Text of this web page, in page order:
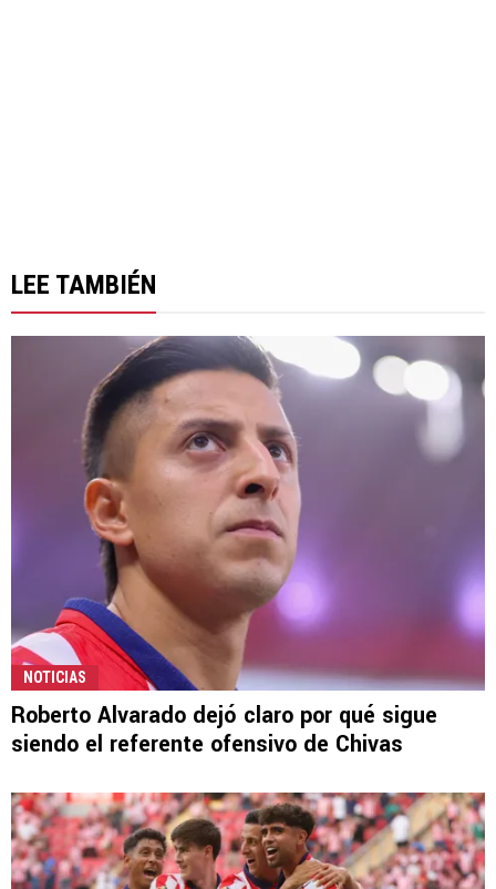
LEE TAMBIÉN
NOTICIAS
Roberto Alvarado dejó claro por qué sigue
siendo el referente ofensivo de Chivas